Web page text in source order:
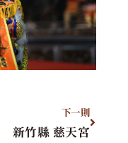
下一則
新竹縣 慈天宮